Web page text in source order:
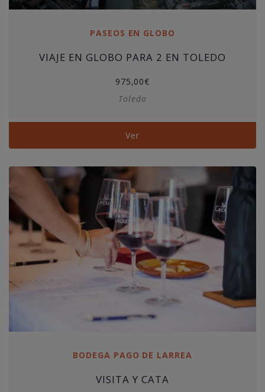
PASEOS EN GLOBO
VIAJE EN GLOBO PARA 2 EN TOLEDO
975,00€
Toledo
Ver
BODEGA PAGO DE LARREA
VISITA Y CATA